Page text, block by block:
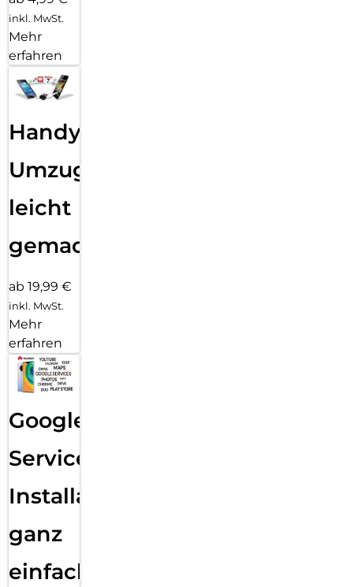
inkl. MwSt.
Mehr
erfahren
Handy
Umzug
leicht
gemacht!
ab 19,99 €
inkl. MwSt.
Mehr
erfahren
Google
Services
Installation
ganz
einfach